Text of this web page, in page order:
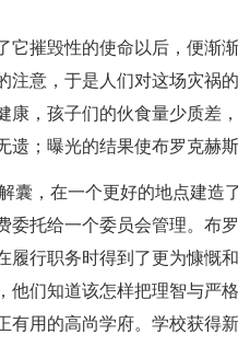
它摧毁性的使命以后，便渐
注意，于是人们对这场灾祸
康，孩子们的伙食量少质差
遗；曝光的结果使布罗克赫
囊，在一个更好的地点建造
委托给一个委员会管理。布
履行职务时得到了更为慷慨
他们知道该怎样把理智与严
有用的高尚学府。学校获得